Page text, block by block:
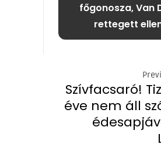
főgonosza, Van
rettegett
Szívfacsaró!
éve nem áll